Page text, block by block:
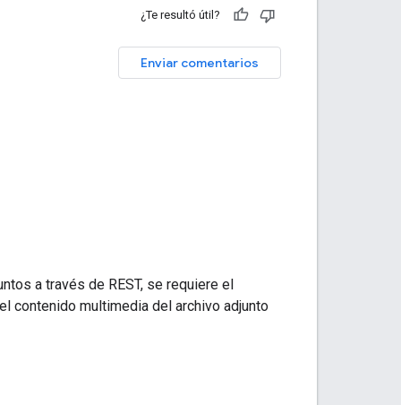
¿Te resultó útil?
Enviar comentarios
a través de REST, se requiere el
contenido multimedia del archivo adjunto